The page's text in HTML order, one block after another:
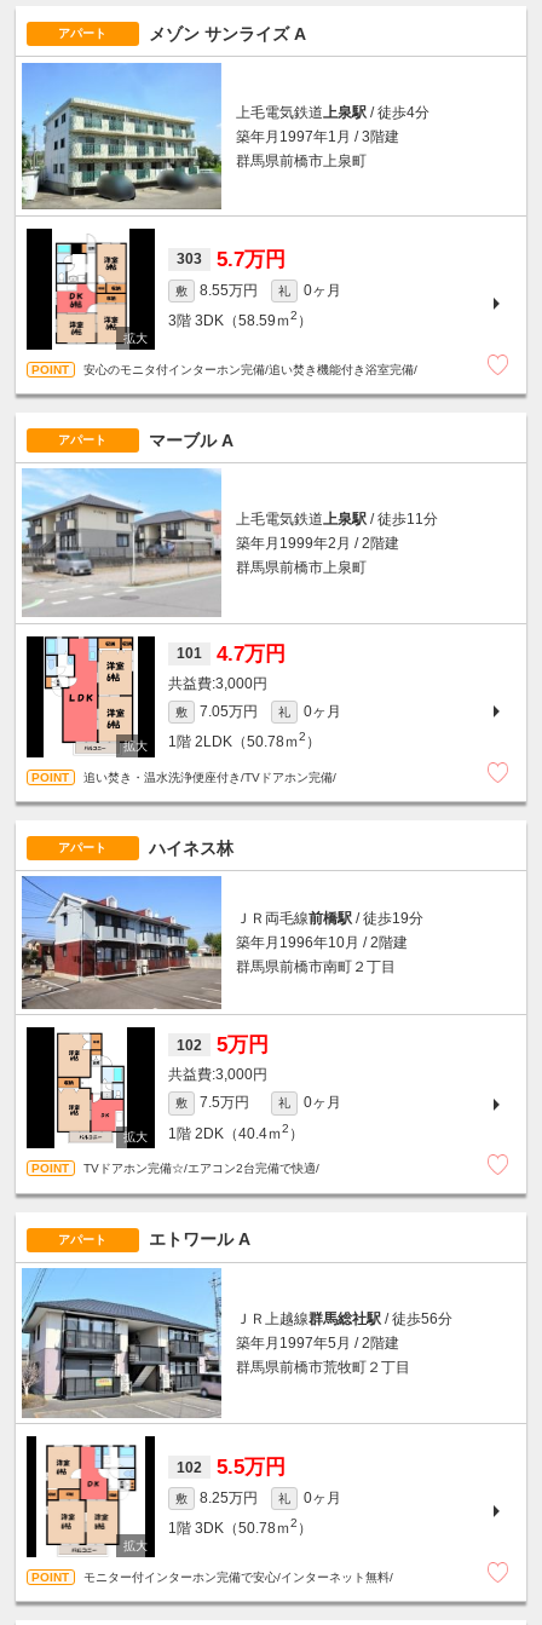
アパート メゾン サンライズ A
上毛電気鉄道 上泉駅 / 徒歩4分
築年月1997年1月 / 3階建
群馬県前橋市上泉町
303 5.7万円
敷 8.55万円 礼
0ヶ月
3階 3DK（58.59ｍ2 ）
安心のモニタ付インターホン完備/追い焚き機能付き浴室完備/
アパート マーブル A
上毛電気鉄道上泉駅 / 徒歩11分
築年月1999年2月 / 2階建
群馬県前橋市上泉町
101 4.7万円
3,000円
敷 7.05万円 礼
0ヶ月
1階 2LDK（50.78ｍ2 ）
追い焚き・温水洗浄便座付き/TVドアホン完備/
アパート ハイネス林
ＪＲ両毛線前橋駅 / 徒歩19分
築年月1996年10月 / 2階建
群馬県前橋市南町２丁目
102 5万円
3,000円
敷 7.5万円 礼
0ヶ月
1階 2DK（40.4ｍ2 ）
TVドアホン完備☆/エアコン2台完備で快適/
アパート エトワール A
ＪＲ上越線群馬総社駅 / 徒歩56分
築年月1997年5月 / 2階建
群馬県前橋市荒牧町２丁目
102 5.5万円
敷 8.25万円 礼
0ヶ月
1階 3DK（50.78ｍ2 ）
モニター付インターホン完備で安心/インターネット無料/